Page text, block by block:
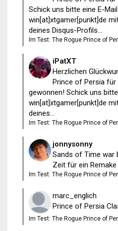
Schick uns bitte eine E-
win[at]xtgamer[punkt]de
deines Disqus-Profils...
Im Test: The Rogue Prince of
iPatXT
Herzlichen
Prince of Persia für
gewonnen! Schick uns
win[at]xtgamer[punkt]de
deines...
Im Test: The Rogue Prince of
jonnysonny
Sands of Time war
Zeit für ein
Im Test: The Rogue Prince of
marc_englich
Prince of Persia
Im Test: The Rogue Prince of